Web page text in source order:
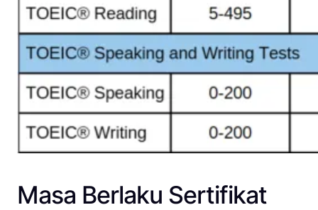
Masa Berlaku Sertifikat